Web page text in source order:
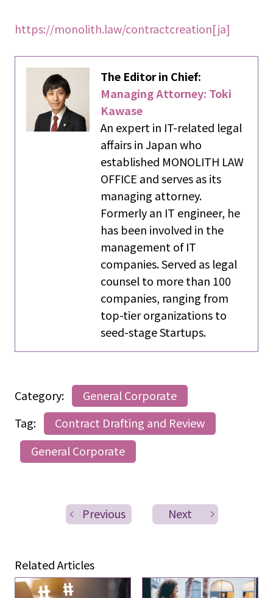
https://monolith.law/contractcreation[ja]
The Editor in Chief:
Managing Attorney: Toki
Kawase
An expert in IT-related legal
affairs in Japan who
established MONOLITH LAW
OFFICE and serves as its
managing attorney.
Formerly an IT engineer, he
has been involved in the
management of IT
companies. Served as legal
counsel to more than 100
companies, ranging from
top-tier organizations to
seed-stage Startups.
Category:
General Corporate
Tag:
Contract Drafting and Review
General Corporate
Previous Next
Related Articles